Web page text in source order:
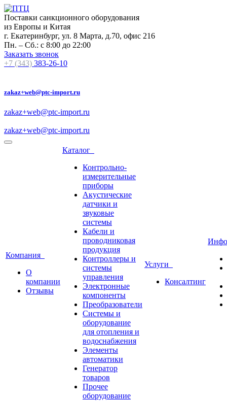
Поставки санкционного оборудования
из Европы и Китая
г. Екатеринбург, ул. 8 Марта, д.70, офис 216
Пн. – Сб.: с 8:00 до 22:00
Заказать звонок
+7 (343) 383-26-10
zakaz+web@ptc-import.ru
zakaz+web@ptc-import.ru
zakaz+web@ptc-import.ru
Компания
О
компании
Отзывы
Каталог
Контрольно-
измерительные
приборы
Акустические
датчики и
звуковые
системы
Кабели и
проводниковая
продукция
Контроллеры и
системы
управления
Электронные
компоненты
Преобразователи
Системы и
оборудование
для отопления и
водоснабжения
Элементы
автоматики
Генератор
товаров
Прочее
оборудование
Услуги
Консалтинг